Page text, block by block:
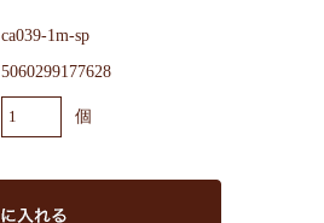
ca039-1m-sp
5060299177628
個